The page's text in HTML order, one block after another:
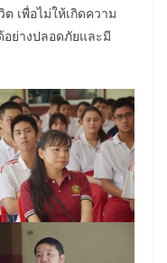
เพื่อไม่ให้เกิดความ
ย่างปลอดภัยและมี